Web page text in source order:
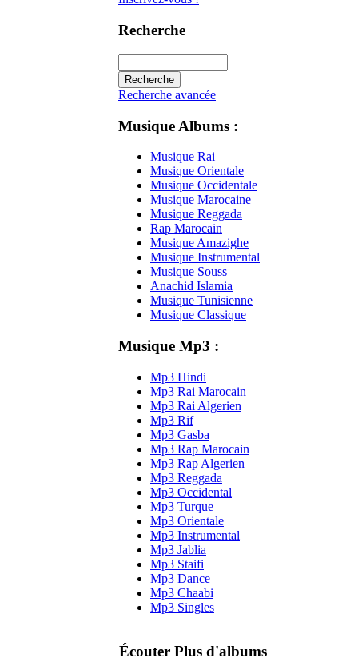
Recherche
Recherche avancée
Musique Albums :
Musique Rai
Musique Orientale
Musique Occidentale
Musique Marocaine
Musique Reggada
Rap Marocain
Musique Amazighe
Musique Instrumental
Musique Souss
Anachid Islamia
Musique Tunisienne
Musique Classique
Musique Mp3 :
Mp3 Hindi
Mp3 Rai Marocain
Mp3 Rai Algerien
Mp3 Rif
Mp3 Gasba
Mp3 Rap Marocain
Mp3 Rap Algerien
Mp3 Reggada
Mp3 Occidental
Mp3 Turque
Mp3 Orientale
Mp3 Instrumental
Mp3 Jablia
Mp3 Staifi
Mp3 Dance
Mp3 Chaabi
Mp3 Singles
Écouter Plus d'albums